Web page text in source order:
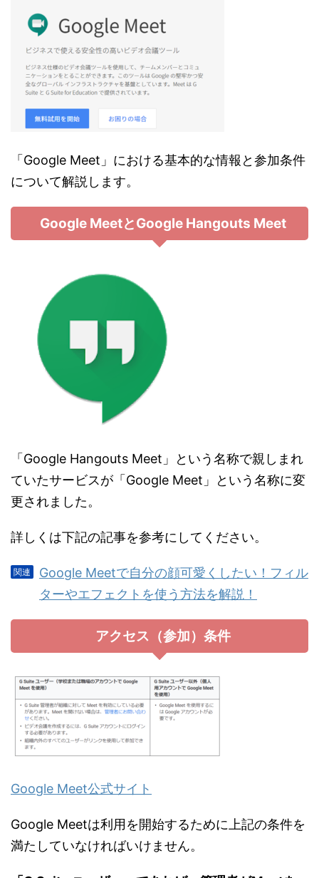
「Google Meet」における基本的な情報と参加条件
について解説します。
Google MeetとGoogle Hangouts Meet
「Google Hangouts Meet」という名称で親しまれ
ていたサービスが「Google Meet」という名称に変
更されました。
詳しくは下記の記事を参考にしてください。
Google Meetで自分の顔可愛くしたい！フィル
ターやエフェクトを使う方法を解説！
アクセス（参加）条件
Google Meet公式サイト
Google Meetは利用を開始するために上記の条件を
満たしていなければいけません。